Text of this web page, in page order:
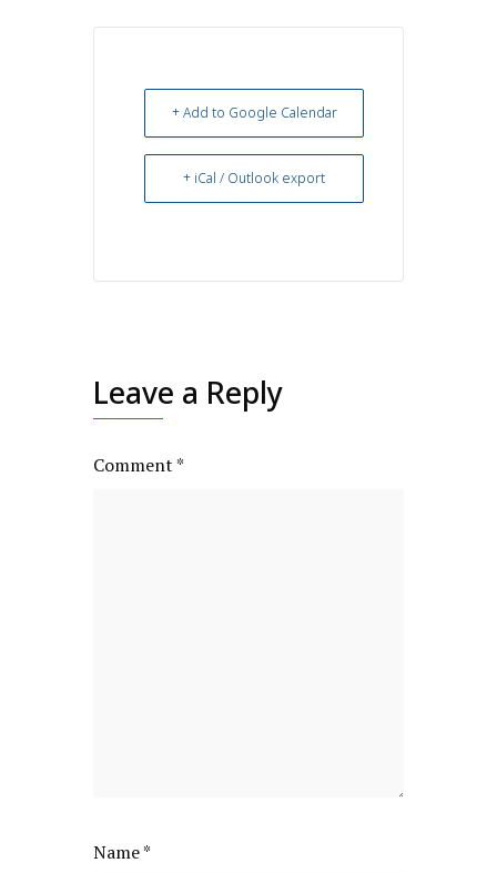
+ Add to Google Calendar
+ iCal / Outlook export
Leave a Reply
Comment*
Name*